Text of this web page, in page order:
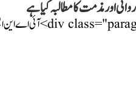
اور مذمت کا مطالبہ کیا ہے